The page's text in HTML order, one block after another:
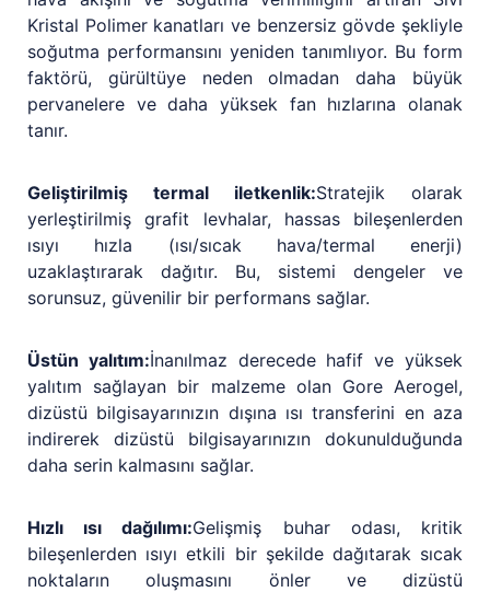
Kristal Polimer kanatları ve benzersiz gövde şekliyle
soğutma performansını yeniden tanımlıyor. Bu form
faktörü, gürültüye neden olmadan daha büyük
pervanelere ve daha yüksek fan hızlarına olanak
tanır.
Geliştirilmiş termal iletkenlik:Stratejik olarak
yerleştirilmiş grafit levhalar, hassas bileşenlerden
ısıyı hızla (ısı/sıcak hava/termal enerji)
uzaklaştırarak dağıtır. Bu, sistemi dengeler ve
sorunsuz, güvenilir bir performans sağlar.
Üstün yalıtım:İnanılmaz derecede hafif ve yüksek
yalıtım sağlayan bir malzeme olan Gore Aerogel,
dizüstü bilgisayarınızın dışına ısı transferini en aza
indirerek dizüstü bilgisayarınızın dokunulduğunda
daha serin kalmasını sağlar.
Hızlı ısı dağılımı:Gelişmiş buhar odası, kritik
bileşenlerden ısıyı etkili bir şekilde dağıtarak sıcak
noktaların oluşmasını önler ve dizüstü